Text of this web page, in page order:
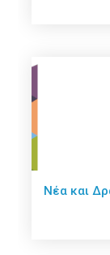
Νέα και